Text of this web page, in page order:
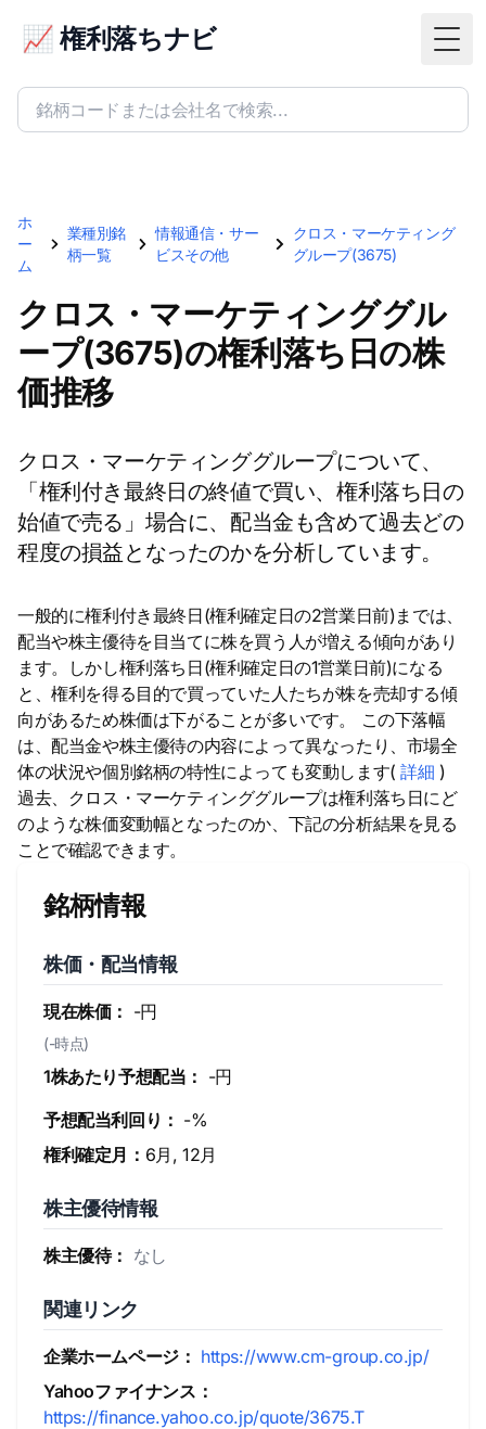
📈 権利落ちナビ
ホ
ー
ム
業種別銘
柄一覧
情報通信・サー
ビスその他
クロス・マーケティング
グループ(3675)
クロス・マーケティンググル
ープ(3675)の権利落ち日の株
価推移
クロス・マーケティンググループについて、
「権利付き最終日の終値で買い、権利落ち日の
始値で売る」場合に、配当金も含めて過去どの
程度の損益となったのかを分析しています。
一般的に権利付き最終日(権利確定日の2営業日前)までは、
配当や株主優待を目当てに株を買う人が増える傾向があり
ます。しかし権利落ち日(権利確定日の1営業日前)になる
と、権利を得る目的で買っていた人たちが株を売却する傾
向があるため株価は下がることが多いです。 この下落幅
は、配当金や株主優待の内容によって異なったり、市場全
体の状況や個別銘柄の特性によっても変動します(詳細 )
過去、クロス・マーケティンググループは権利落ち日にど
のような株価変動幅となったのか、下記の分析結果を見る
ことで確認できます。
銘柄情報
株価・配当情報
現在株価： -円
(-時点)
1株あたり予想配当： -円
予想配当利回り： -%
権利確定月： 6月, 12月
株主優待情報
株主優待： なし
関連リンク
企業ホームページ： https://www.cm-group.co.jp/
Yahooファイナンス：
https://finance.yahoo.co.jp/quote/3675.T